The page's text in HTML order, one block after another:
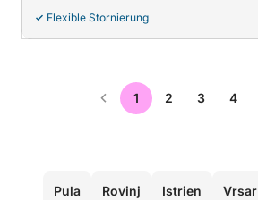
Flexible Stornierung
1 2 3 4
Pula Rovinj Istrien Vrsar